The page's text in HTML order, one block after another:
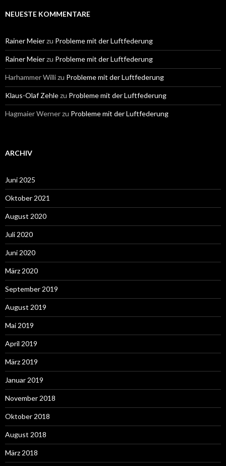
NEUESTE KOMMENTARE
Rainer Meierzu Probleme mit der Luftfederung
Rainer Meierzu Probleme mit der Luftfederung
Harhammer Willizu Probleme mit der Luftfederung
Klaus-Olaf Zehlezu Probleme mit der Luftfederung
Hagmaier Wernerzu Probleme mit der Luftfederung
ARCHIV
Juni 2025
Oktober 2021
August 2020
Juli 2020
Juni 2020
März 2020
September 2019
August 2019
Mai 2019
April 2019
März 2019
Januar 2019
November 2018
Oktober 2018
August 2018
März 2018